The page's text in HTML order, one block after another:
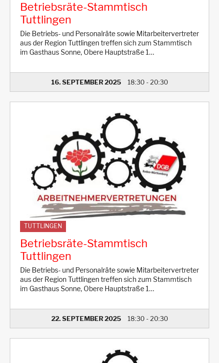
Betriebsräte-Stammtisch
Tuttlingen
Die Betriebs- und Personalräte sowie Mitarbeitervertreter
aus der Region Tuttlingen treffen sich zum Stammtisch
im Gasthaus Sonne, Obere Hauptstraße 1…
16. SEPTEMBER 2025 18:30 - 20:30
TUTTLINGEN
Betriebsräte-Stammtisch
Tuttlingen
Die Betriebs- und Personalräte sowie Mitarbeitervertreter
aus der Region Tuttlingen treffen sich zum Stammtisch
im Gasthaus Sonne, Obere Hauptstraße 1…
22. SEPTEMBER 2025 18:30 - 20:30